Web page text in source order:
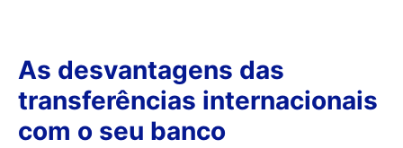
As desvantagens das
transferências internacionais
com o seu banco